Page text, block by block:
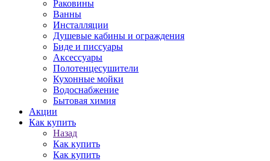
Раковины
Ванны
Инсталляции
Душевые кабины и ограждения
Биде и писсуары
Аксессуары
Полотенцесушители
Кухонные мойки
Водоснабжение
Бытовая химия
Акции
Как купить
Назад
Как купить
Как купить